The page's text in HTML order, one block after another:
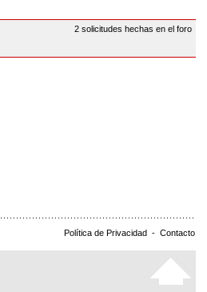
2 solicitudes hechas en el foro
Política de Privacidad - Contacto